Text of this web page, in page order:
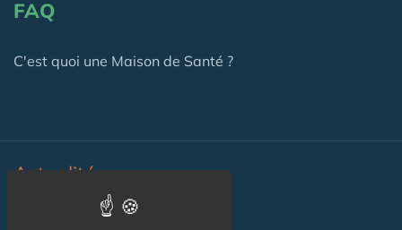
FAQ
C'est quoi une Maison de Santé ?
Actualité